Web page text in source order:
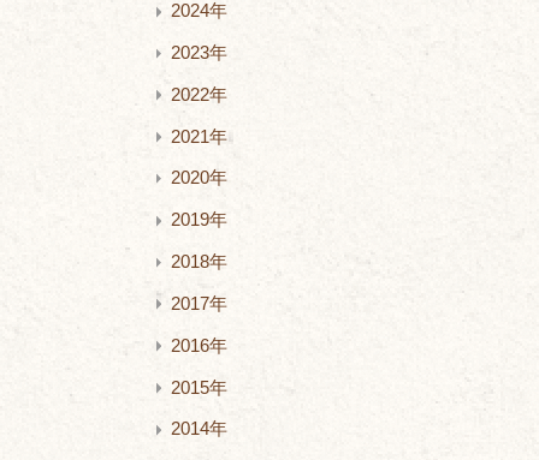
2024年
2023年
2022年
2021年
2020年
2019年
2018年
2017年
2016年
2015年
2014年